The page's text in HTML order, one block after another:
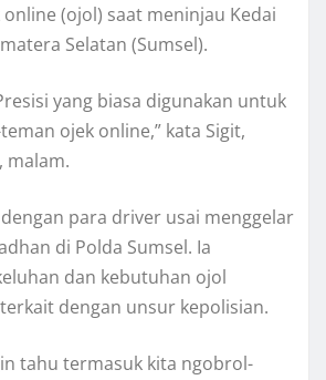
(ojol) saat meninjau Kedai
Selatan (Sumsel).
yang biasa digunakan untuk
ojek online,” kata Sigit,
malam.
para driver usai menggelar
di Polda Sumsel. Ia
dan kebutuhan ojol
dengan unsur kepolisian.
tahu termasuk kita ngobrol-